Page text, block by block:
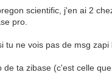
scientific, j'en ai 2
pro.
tu ne vois pas de msg
de ta zibase (c'est celle